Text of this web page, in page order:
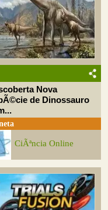
Nova
de Dinossauro
CiÃªncia Online